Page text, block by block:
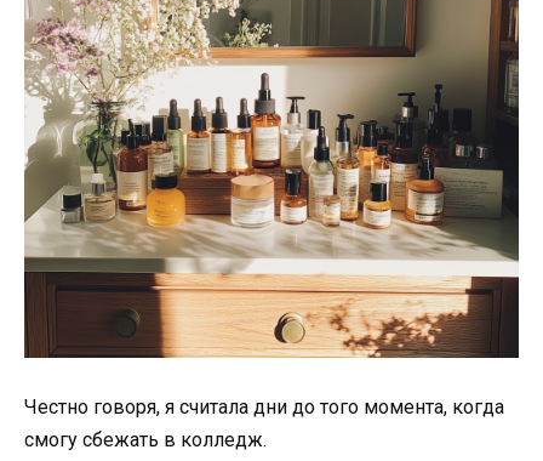
Честно говоря, я считала дни до того момента, когда
смогу сбежать в колледж.